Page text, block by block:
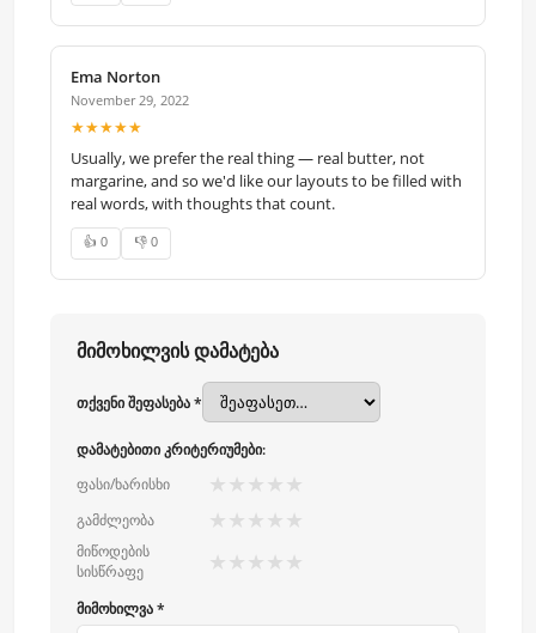
Ema Norton
November 29, 2022
★★★★★
Usually, we prefer the real thing — real butter, not
margarine, and so we'd like our layouts to be filled with
real words, with thoughts that count.
👍 0 👎 0
მიმოხილვის დამატება
თქვენი შეფასება *
დამატებითი კრიტერიუმები:
ფასი/ხარისხი
★ ★ ★ ★ ★
გამძლეობა ★ ★ ★ ★ ★
მიწოდების
სისწრაფე
★ ★ ★ ★ ★
მიმოხილვა *